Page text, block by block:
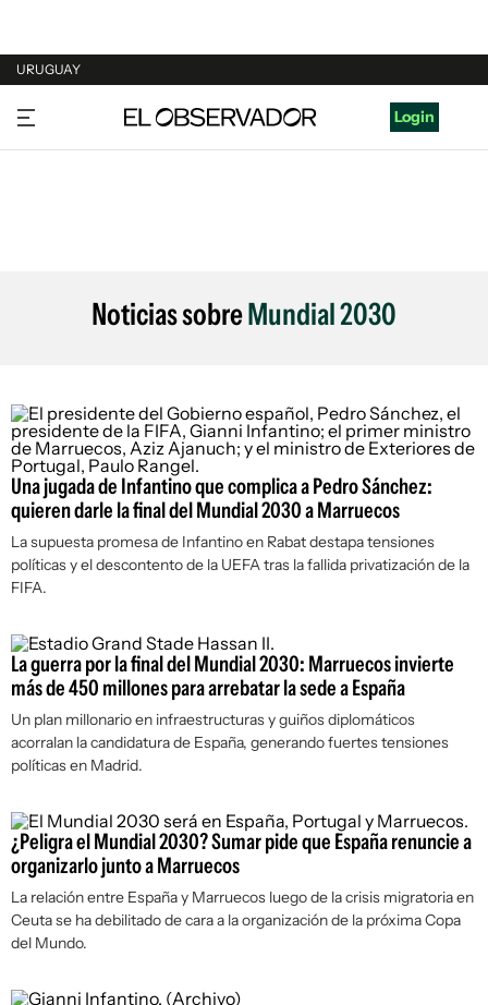
URUGUAY
URUGUAY
ARGENTINA
Login
Noticias sobreMundial 2030
Una jugada de Infantino que complica a Pedro Sánchez:
quieren darle la final del Mundial 2030 a Marruecos
La supuesta promesa de Infantino en Rabat destapa tensiones
políticas y el descontento de la UEFA tras la fallida privatización de la
FIFA.
La guerra por la final del Mundial 2030: Marruecos invierte
más de 450 millones para arrebatar la sede a España
Un plan millonario en infraestructuras y guiños diplomáticos
acorralan la candidatura de España, generando fuertes tensiones
políticas en Madrid.
¿Peligra el Mundial 2030? Sumar pide que España renuncie a
organizarlo junto a Marruecos
La relación entre España y Marruecos luego de la crisis migratoria en
Ceuta se ha debilitado de cara a la organización de la próxima Copa
del Mundo.